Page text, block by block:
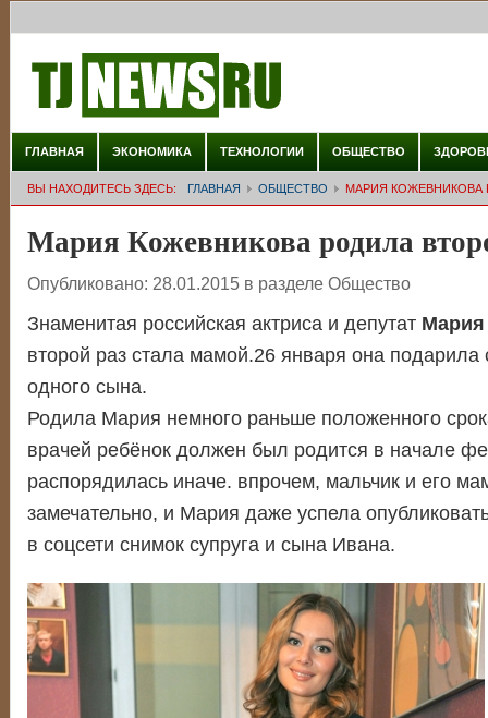
ГЛАВНАЯ ЭКОНОМИКА ТЕХНОЛОГИИ ОБЩЕСТВО
ВЫ НАХОДИТЕСЬ ЗДЕСЬ: ГЛАВНАЯ ОБЩЕСТВО МАРИЯ КОЖЕВНИКОВА
Мария Кожевникова родила
Опубликовано: 28.01.2015 в разделе Общество
Знаменитая российская актриса и депутат Мария
второй раз стала мамой.26 января она подарила
одного сына.
Родила Мария немного раньше положенного
врачей ребёнок должен был родится в начале
распорядилась иначе. впрочем, мальчик и его
замечательно, и Мария даже успела
в соцсети снимок супруга и сына Ивана.